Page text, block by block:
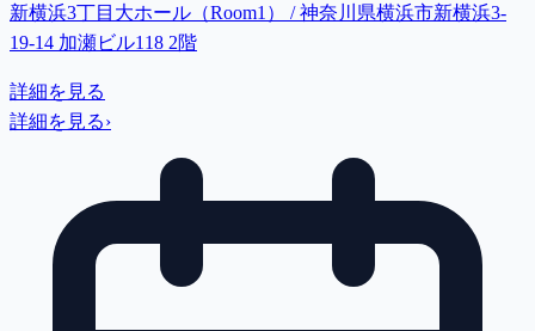
新横浜3丁目大ホール（Room1） / 神奈川県横浜市新横浜3-
19-14 加瀬ビル118 2階
詳細を見る
詳細を見る›